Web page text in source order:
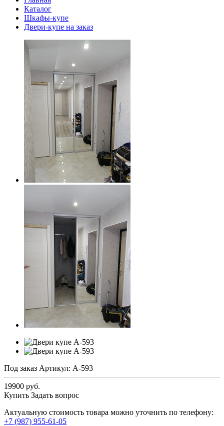
Каталог
Шкафы-купе
Двери-купе на заказ
Под заказ Артикул: А-593
19900 руб.
Купить Задать вопрос
Актуальную стоимость товара можно уточнить по телефону:
+7 (987) 955-61-05